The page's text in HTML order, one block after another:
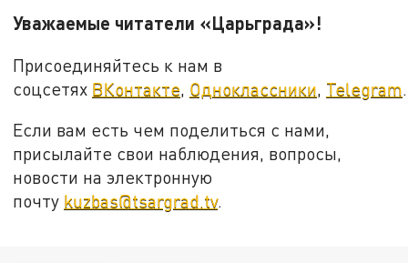
Уважаемые читатели «Царьграда»!
Присоединяйтесь к нам в
соцсетях ВКонтакте Одноклассники Telegram
Если вам есть чем поделиться с нами,
присылайте свои наблюдения, вопросы,
новости на электронную
почту kuzbas@tsargrad.tv.